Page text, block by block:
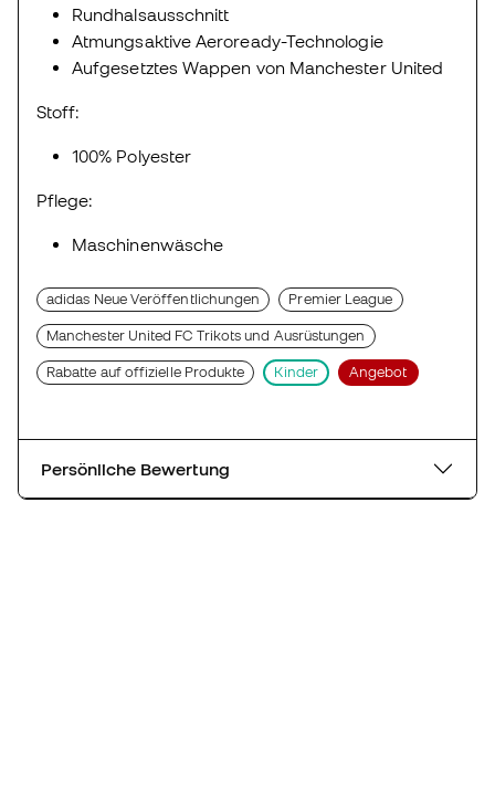
Rundhalsausschnitt
Atmungsaktive Aeroready-Technologie
Aufgesetztes Wappen von Manchester United
Stoff:
100% Polyester
Pflege:
Maschinenwäsche
adidas Neue Veröffentlichungen Premier League
Manchester United FC Trikots und Ausrüstungen
Rabatte auf offizielle Produkte Kinder Angebot
Persönliche Bewertung